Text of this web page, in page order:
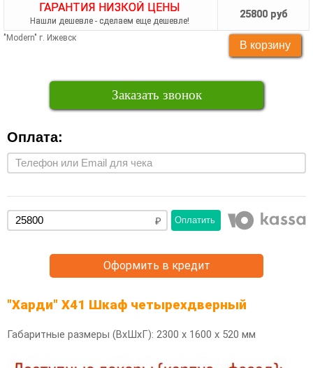
ГАРАНТИЯ НИЗКОЙ ЦЕНЫ
Нашли дешевле - сделаем еще дешевле!
25800 руб
"Modern" г. Ижевск
Заказать звонок
Оплата:
Оплатить
Оформить в кредит
"Харди" Х41 Шкаф четырехдверный
Габаритные размеры (ВхШхГ): 2300 х 1600 х 520 мм